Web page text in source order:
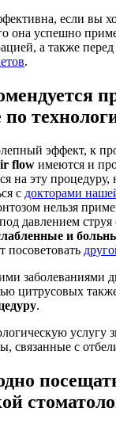
если вы
она успешно
а также
.
по
эффект, к
flow имеются и
на эту процедуру,
с докторами
нельзя
давлением
и
посоветовать
заболеваниями
цитрусовых
.
услугу
связанные с